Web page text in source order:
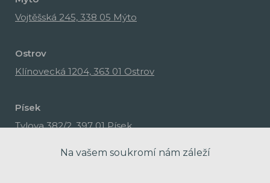
Vojtěšská 245, 338 05 Mýto
Ostrov
Klínovecká 1204, 363 01 Ostrov
Písek
Tylova 382/2, 397 01 Písek
Na vašem soukromí nám záleží